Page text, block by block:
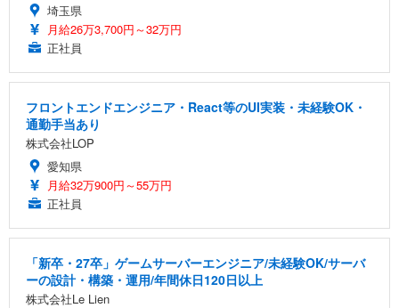
埼玉県
月給26万3,700円～32万円
正社員
フロントエンドエンジニア・React等のUI実装・未経験OK・
通勤手当あり
株式会社LOP
愛知県
月給32万900円～55万円
正社員
「新卒・27卒」ゲームサーバーエンジニア/未経験OK/サーバ
ーの設計・構築・運用/年間休日120日以上
株式会社Le Lien